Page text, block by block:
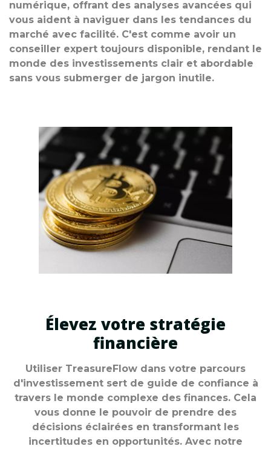
numérique, offrant des analyses avancées qui
vous aident à naviguer dans les tendances du
marché avec facilité. C'est comme avoir un
conseiller expert toujours disponible, rendant le
monde des investissements clair et abordable
sans vous submerger de jargon inutile.
Élevez votre stratégie
financière
Utiliser TreasureFlow dans votre parcours
d'investissement sert de guide de confiance à
travers le monde complexe des finances. Cela
vous donne le pouvoir de prendre des
décisions éclairées en transformant les
incertitudes en opportunités. Avec notre